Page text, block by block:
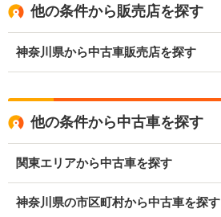
他の条件から販売店を探す
神奈川県から中古車販売店を探す
他の条件から中古車を探す
関東エリアから中古車を探す
神奈川県の市区町村から中古車を探す